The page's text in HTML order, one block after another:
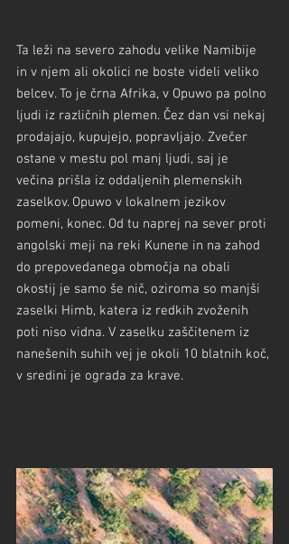
Ta leži na severo zahodu velike Namibije
in v njem ali okolici ne boste videli veliko
belcev. To je črna Afrika, v Opuwo pa polno
ljudi iz različnih plemen. Čez dan vsi nekaj
prodajajo, kupujejo, popravljajo. Zvečer
ostane v mestu pol manj ljudi, saj je
večina prišla iz oddaljenih plemenskih
zaselkov. Opuwo v lokalnem jezikov
pomeni, konec. Od tu naprej na sever proti
angolski meji na reki Kunene in na zahod
do prepovedanega območja na obali
okostij je samo še nič, oziroma so manjši
zaselki Himb, katera iz redkih zvoženih
poti niso vidna. V zaselku zaščitenem iz
nanešenih suhih vej je okoli 10 blatnih koč,
v sredini je ograda za krave.